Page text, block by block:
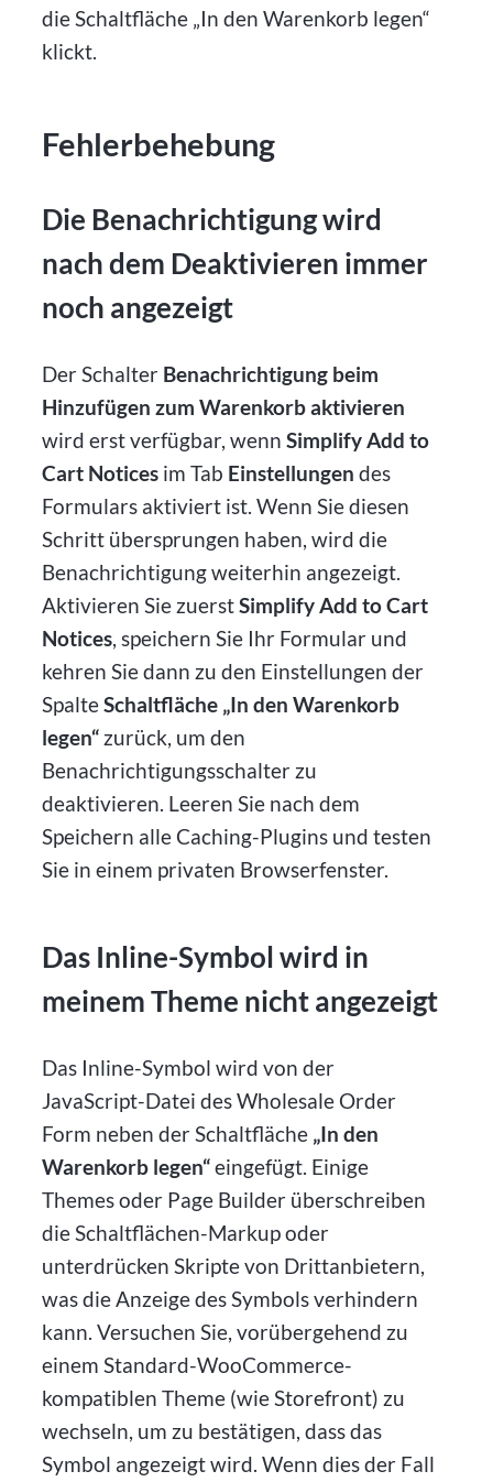
die Schaltfläche „In den Warenkorb legen“
klickt.
Fehlerbehebung
Die Benachrichtigung wird
nach dem Deaktivieren immer
noch angezeigt
Der Schalter Benachrichtigung beim
Hinzufügen zum Warenkorb aktivieren
wird erst verfügbar, wennSimplify Add to
Cart Notices im Tab Einstellungen des
Formulars aktiviert ist. Wenn Sie diesen
Schritt übersprungen haben, wird die
Benachrichtigung weiterhin angezeigt.
Aktivieren Sie zuerstSimplify Add to Cart
Notices, speichern Sie Ihr Formular und
kehren Sie dann zu den Einstellungen der
SpalteSchaltfläche „In den Warenkorb
legen“ zurück, um den
Benachrichtigungsschalter zu
deaktivieren. Leeren Sie nach dem
Speichern alle Caching-Plugins und testen
Sie in einem privaten Browserfenster.
Das Inline-Symbol wird in
meinem Theme nicht angezeigt
Das Inline-Symbol wird von der
JavaScript-Datei des Wholesale Order
Form neben der Schaltfläche „In den
Warenkorb legen“eingefügt. Einige
Themes oder Page Builder überschreiben
die Schaltflächen-Markup oder
unterdrücken Skripte von Drittanbietern,
was die Anzeige des Symbols verhindern
kann. Versuchen Sie, vorübergehend zu
einem Standard-WooCommerce-
kompatiblen Theme (wie Storefront) zu
wechseln, um zu bestätigen, dass das
Symbol angezeigt wird. Wenn dies der Fall